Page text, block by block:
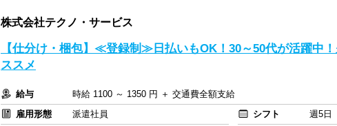
株式会社テクノ・サービス
【仕分け・梱包】≪登録制≫日払いもOK！30～50代が活躍中
ススメ
給与
時給 1100 ～ 1350 円 ＋ 交通費全額支給
雇用形態
派遣社員 シフト
週5日